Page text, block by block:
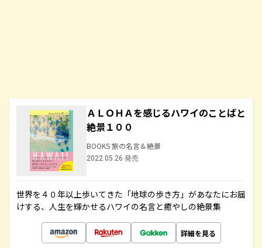
ＡＬＯＨＡを感じるハワイのことばと
絶景１００
BOOKS 旅の名言＆絶景
2022.05.26 発売
世界を４０年以上歩いてきた「地球の歩き方」があなたにお届
けする、人生を輝かせるハワイの名言と癒やしの絶景集
詳細を見る